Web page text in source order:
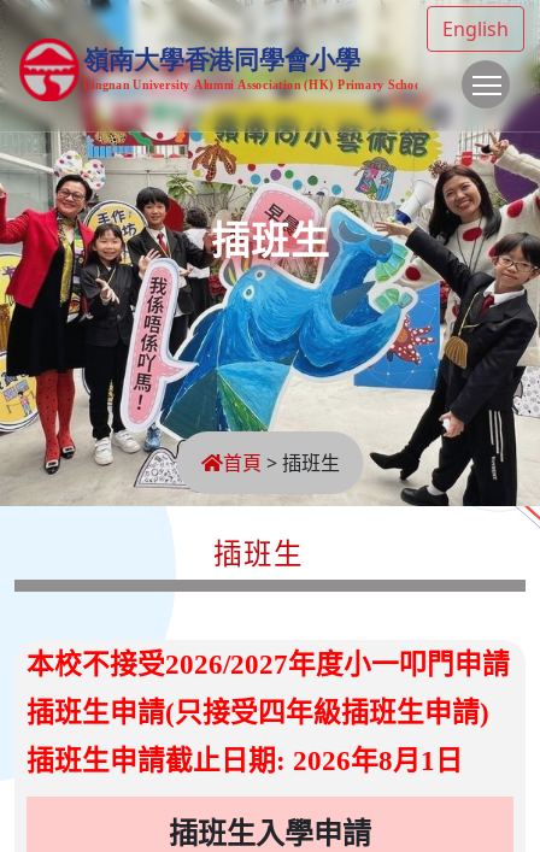
English
插班生
首頁 > 插班生
插班生
本校不接受2026/2027年度小一叩門申請
插班生申請(只接受四年級插班生申請)
插班生申請截止日期: 2026年8月1日
插班生入學申請